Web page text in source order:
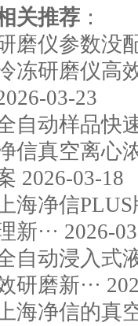
关推荐 ：
磨仪参数没
冻研磨仪高
03-23
自动样品快
信真空离心
2026-03-18
海净信
新··· 2026-
自动浸入式
研磨新···
海净信的真